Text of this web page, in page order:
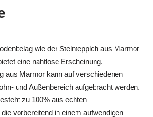
wie der Steinteppich aus Marmor
eine nahtlose Erscheinung.
aus Marmor kann auf verschiedenen
und Außenbereich aufgebracht werden.
zu 100% aus echten
vorbereitend in einem aufwendigen